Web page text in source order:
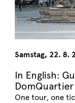
Samstag, 22. 8.
In English:
DomQuartier
One tour, one